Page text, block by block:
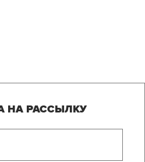
НА РАССЫЛКУ